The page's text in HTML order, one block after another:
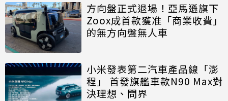
方向盤正式退場！亞馬遜旗下
Zoox成首款獲准「商業收費」
的無方向盤無人車
小米發表第二汽車產品線「澎
程」 首發旗艦車款N90 Max對
決理想、問界